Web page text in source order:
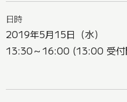
日時
2019年5月15日（水）
13:30～16:00 (13:00 受付